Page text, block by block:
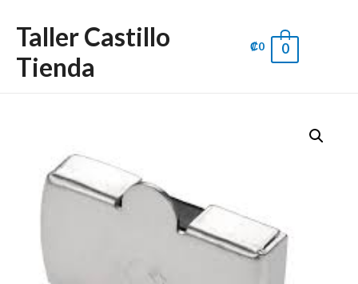
Taller Castillo
Tienda
₡0 0